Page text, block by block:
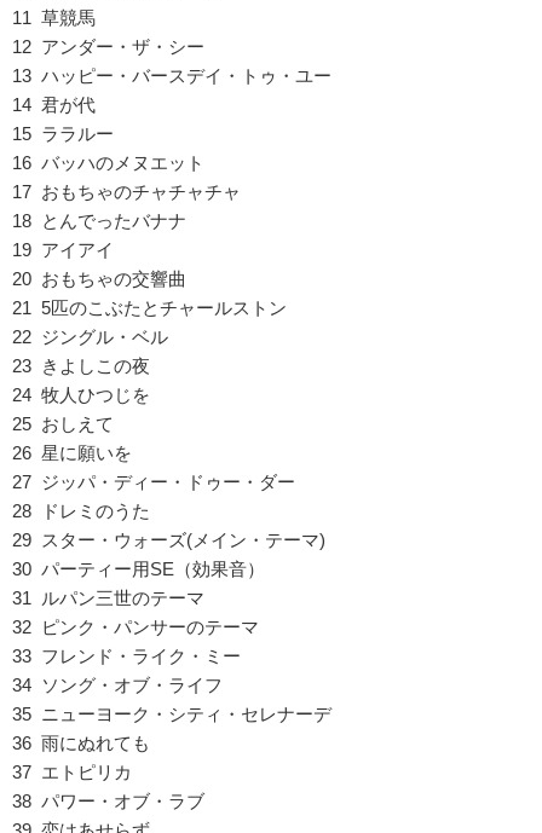
11 草競馬
12 アンダー・ザ・シー
13 ハッピー・バースデイ・トゥ・ユー
14 君が代
15 ララルー
16 バッハのメヌエット
17 おもちゃのチャチャチャ
18 とんでったバナナ
19 アイアイ
20 おもちゃの交響曲
21 5匹のこぶたとチャールストン
22 ジングル・ベル
23 きよしこの夜
24 牧人ひつじを
25 おしえて
26 星に願いを
27 ジッパ・ディー・ドゥー・ダー
28 ドレミのうた
29 スター・ウォーズ(メイン・テーマ)
30 パーティー用SE（効果音）
31 ルパン三世のテーマ
32 ピンク・パンサーのテーマ
33 フレンド・ライク・ミー
34 ソング・オブ・ライフ
35 ニューヨーク・シティ・セレナーデ
36 雨にぬれても
37 エトピリカ
38 パワー・オブ・ラブ